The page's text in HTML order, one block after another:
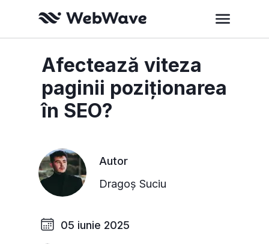
05 iunie 2025
Autor
Dragoș Suciu
Afectează viteza
paginii poziționarea
în SEO?